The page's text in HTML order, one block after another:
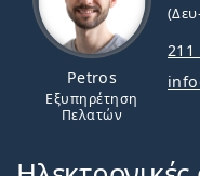
Petros
Εξυπηρέτηση
Πελατών
211